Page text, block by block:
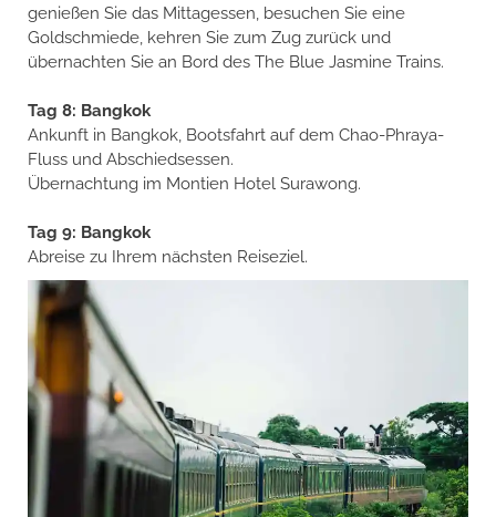
genießen Sie das Mittagessen, besuchen Sie eine
Goldschmiede, kehren Sie zum Zug zurück und
übernachten Sie an Bord des The Blue Jasmine Trains.
Tag 8: Bangkok
Ankunft in Bangkok, Bootsfahrt auf dem Chao-Phraya-
Fluss und Abschiedsessen.
Übernachtung im Montien Hotel Surawong.
Tag 9: Bangkok
Abreise zu Ihrem nächsten Reiseziel.